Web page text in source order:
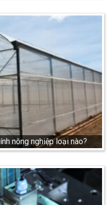
nông nghiệp loại nào?